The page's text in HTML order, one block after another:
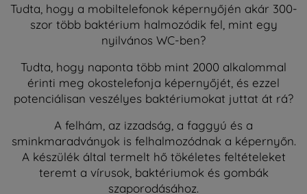
Tudta, hogy a mobiltelefonok képernyőjén akár 300-
szor több baktérium halmozódik fel, mint egy
nyilvános WC-ben?
Tudta, hogy naponta több mint 2000 alkalommal
érinti meg okostelefonja képernyőjét, és ezzel
potenciálisan veszélyes baktériumokat juttat át rá?
A felhám, az izzadság, a faggyú és a
sminkmaradványok is felhalmozódnak a képernyőn.
A készülék által termelt hő tökéletes feltételeket
teremt a vírusok, baktériumok és gombák
szaporodásához.